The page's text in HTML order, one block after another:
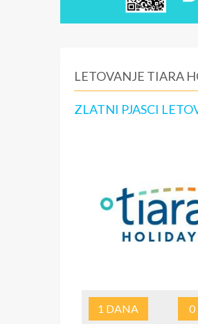
LETOVANJE TIARA
ZLATNI PJASCI
1 DANA 0